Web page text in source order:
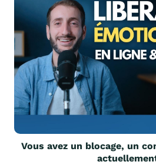
Vous avez un blocage, un